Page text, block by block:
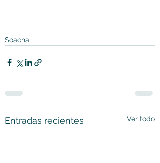
Soacha
Entradas recientes Ver todo